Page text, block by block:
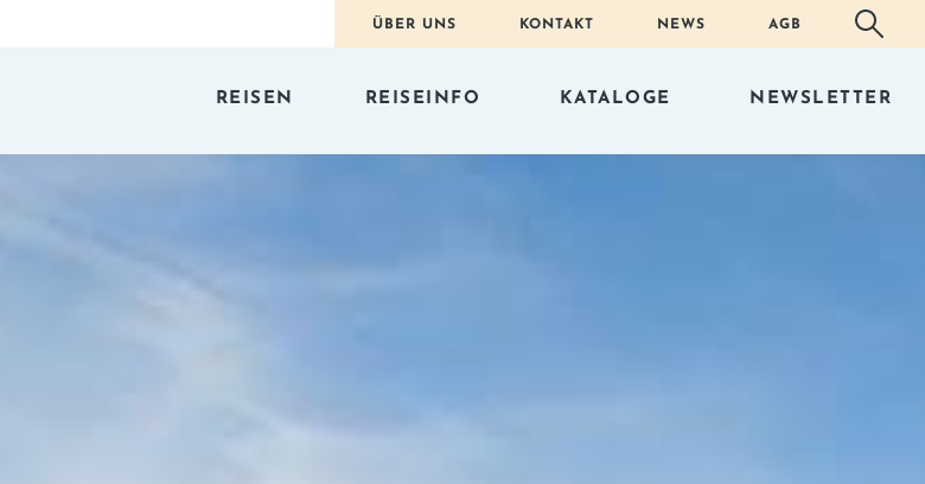
ÜBER UNS KONTAKT NEWS AGB
REISEN REISEINFO KATALOGE NEWSLETTER